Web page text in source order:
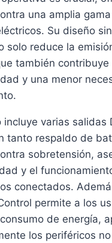
una amplia
Su diseño sin
solo reduce la
también contribuye
y una menor
incluye varias salidas
tanto respaldo de
sobretensión,
y el
conectados.
permite a los
de energía,
los periféricos no